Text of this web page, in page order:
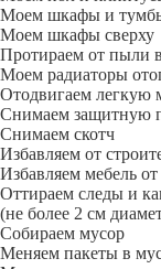
Моем шкафы и
Моем шкафы сверху
Протираем от пыли
Моем радиаторы
Отодвигаем легкую
Снимаем защитную
Снимаем скотч
Избавляем от
Избавляем мебель
Оттираем следы и
(не более 2 см
Собираем мусор
Меняем пакеты в